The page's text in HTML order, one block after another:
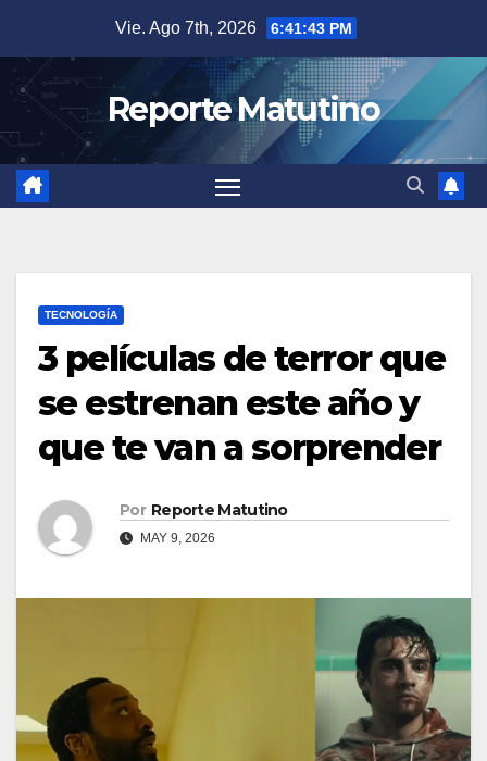
contenido
Vie. Ago 7th, 2026 6:41:44 PM
Reporte Matutino
TECNOLOGÍA
3 películas de terror que
se estrenan este año y
que te van a sorprender
Por Reporte Matutino
MAY 9, 2026